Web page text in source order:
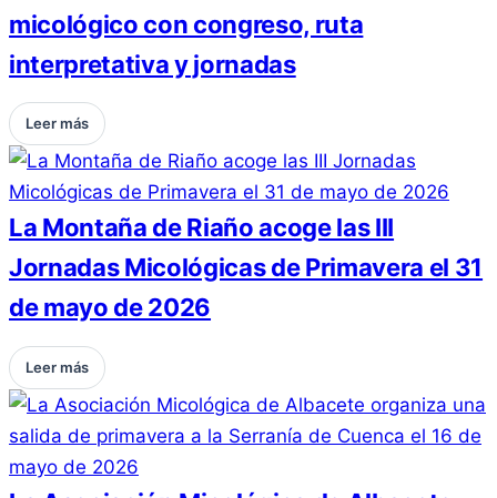
micológico con congreso, ruta
interpretativa y jornadas
Leer más
La Montaña de Riaño acoge las III
Jornadas Micológicas de Primavera el 31
de mayo de 2026
Leer más